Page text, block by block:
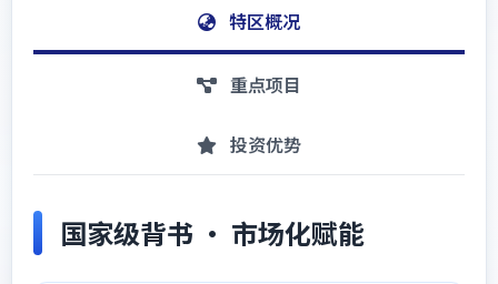
特区概况
重点项目
投资优势
国家级背书 · 市场化赋能